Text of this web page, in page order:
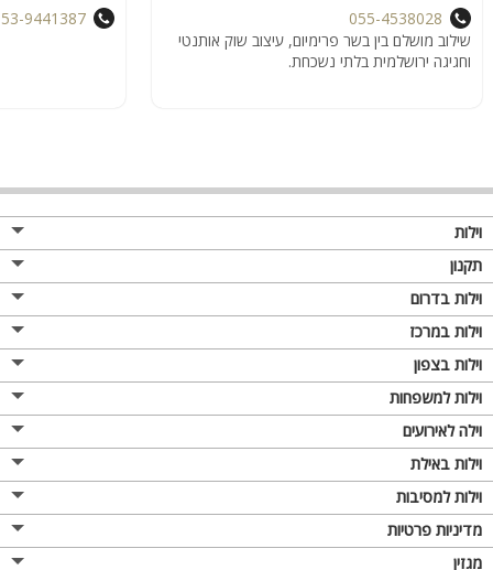
055-4538028
שילוב מושלם בין בשר פרימיום, עיצוב שוק אותנטי
וחגיגה ירושלמית בלתי נשכחת.
9441387
וילות
תקנון
וילות בדרום
וילות במרכז
וילות בצפון
וילות למשפחות
וילה לאירועים
וילות באילת
וילות למסיבות
מדיניות פרטיות
מגזין